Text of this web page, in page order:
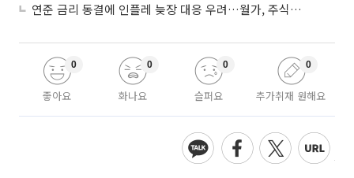
연준 금리 동결에 인플레 늦장 대응 우려…월가, 주식도 채권도 던졌다
좋아요
0
화나요
0
슬퍼요
0
추가취재 원해요
0